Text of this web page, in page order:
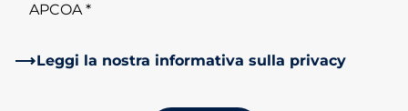
APCOA *
Leggi la nostra informativa sulla privacy